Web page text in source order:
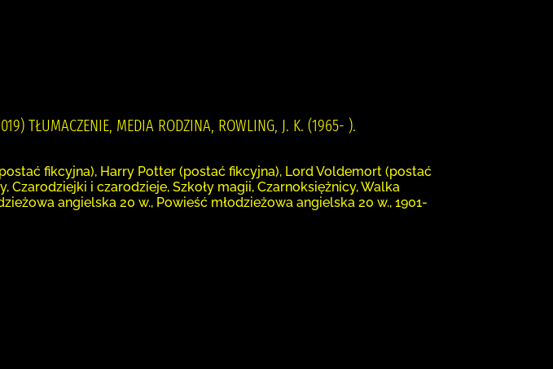
TŁUMACZENIE, MEDIA RODZINA, ROWLING, J. K. (1965- ).
fikcyjna), Harry Potter (postać fikcyjna), Lord Voldemort (postać
Czarodziejki i czarodzieje, Szkoły magii, Czarnoksiężnicy, Walka
angielska 20 w., Powieść młodzieżowa angielska 20 w., 1901-